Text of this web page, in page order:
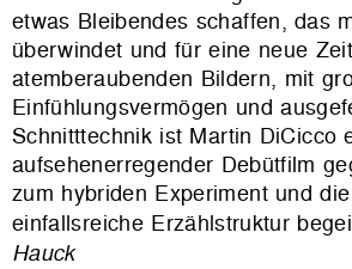
etwas Bleibendes schaffen, das
überwindet und für eine neue
atemberaubenden Bildern, mit
Einfühlungsvermögen und
Schnitttechnik ist Martin DiCicco
aufsehenerregender Debütfilm
zum hybriden Experiment und
einfallsreiche Erzählstruktur
Hauck